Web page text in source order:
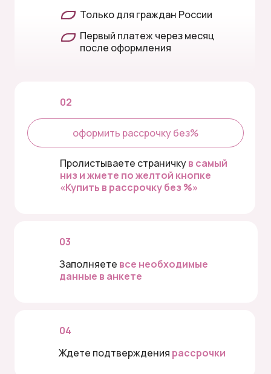
Заполняете все необходимые
данные в анкете
Ждете подтверждения рассрочки
Пролистываете страничкув самый
низ и жмете по желтой кнопке
«Купить в рассрочку без %»
Только для граждан России
Первый платеж через месяц
после оформления
02
03
04
оформить рассрочку без%